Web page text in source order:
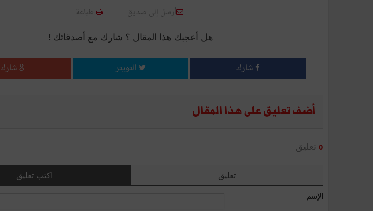
أرسل إلى صديق طباعة
هل أعجبك هذا المقال ؟ شارك مع أصدقائك !
شارك التويتر شارك
أضف تعليق على هذا المقال
0 تعليق
اكتب تعليق تعليق
الإسم